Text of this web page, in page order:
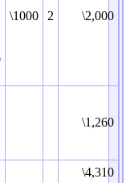
\1000 2 \2,000
\1,260
\4,310